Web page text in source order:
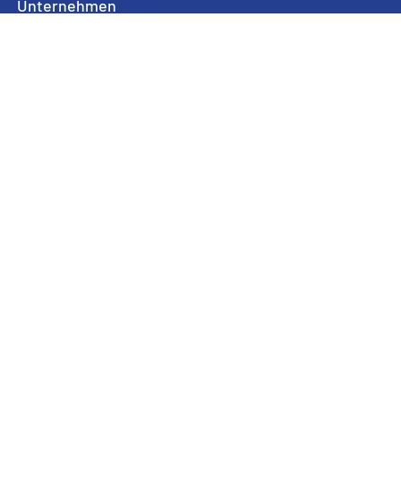
Unternehmen